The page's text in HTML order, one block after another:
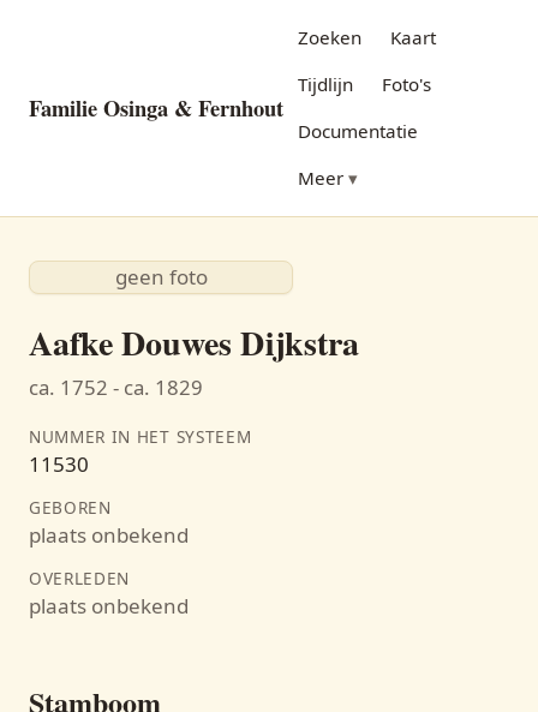
Familie Osinga & Fernhout
Zoeken
Kaart
Tijdlijn
Foto's
Documentatie
Meer
geen foto
Aafke Douwes Dijkstra
ca. 1752 - ca. 1829
NUMMER IN HET SYSTEEM
11530
GEBOREN
plaats onbekend
OVERLEDEN
plaats onbekend
Stamboom